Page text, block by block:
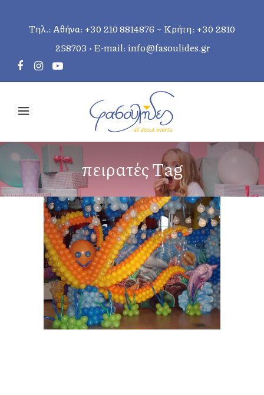
Τηλ.: Αθήνα:+30 210 8814876 ~ Κρήτη:+30 2810
258703 • E-mail:info@fasoulides.gr
πειρατές Tag